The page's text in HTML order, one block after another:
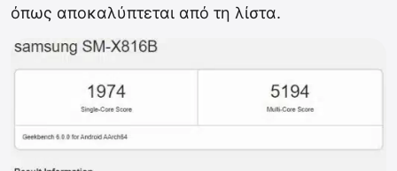
όπως αποκαλύπτεται από τη λίστα.